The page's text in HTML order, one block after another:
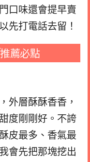
口味還會提早賣
先打電話去留！
推薦必點
外層酥酥香香，
度剛剛好。不誇
皮最多、香氣最
會先把那塊挖出